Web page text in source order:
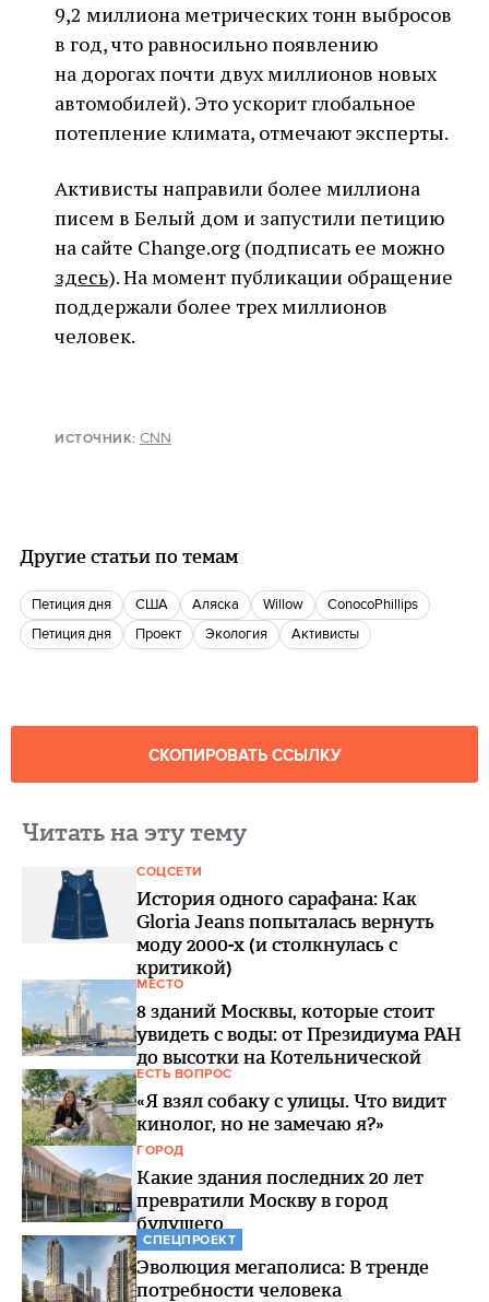
9,2 миллиона метрических тонн выбросов
в год, что равносильно появлению
на дорогах почти двух миллионов новых
автомобилей). Это ускорит глобальное
потепление климата, отмечают эксперты.
Активисты направили более миллиона
писем в Белый дом и запустили петицию
на сайте Change.org (подписать ее можно
здесь). На момент публикации обращение
поддержали более трех миллионов
человек.
ИСТОЧНИК: CNN
Другие статьи по темам
петиция дня США Аляска Willow
ConocoPhillips
петиция дня
Проект Экология Активисты
СКОПИРОВАТЬ ССЫЛКУ
Читать на эту тему
СОЦСЕТИ
История одного сарафана: Как
Gloria Jeans попыталась вернуть
моду 2000-х (и столкнулась с
критикой)
МЕСТО
8 зданий Москвы, которые стоит
увидеть с воды: от Президиума РАН
до высотки на Котельнической
ЕСТЬ ВОПРОС
«Я взял собаку с улицы. Что видит
кинолог, но не замечаю я?»
ГОРОД
Какие здания последних 20 лет
превратили Москву в город
будущего
СПЕЦПРОЕКТ
Эволюция мегаполиса: В тренде
потребности человека